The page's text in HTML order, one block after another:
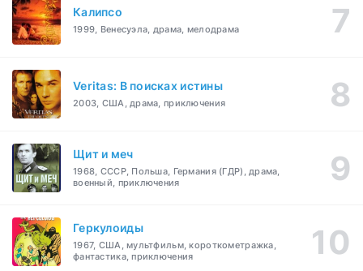
Калипсо
1999, Венесуэла, драма, мелодрама
Veritas: В поисках истины
2003, США, драма, приключения
Щит и меч
1968, СССР, Польша, Германия (ГДР), драма,
военный, приключения
Геркулоиды
1967, США, мультфильм, короткометражка,
фантастика, приключения